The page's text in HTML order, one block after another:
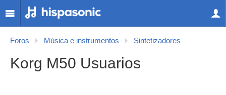
Foros Música e instrumentos Sintetizadores
Korg M50 Usuarios